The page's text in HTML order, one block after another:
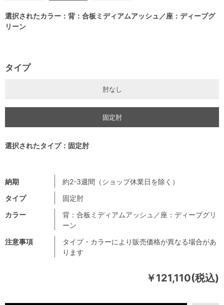
￥121,110(税込)
注意事項
タイプ・カラーにより販売価格が異なる場合があ
ります
納期
約2-3週間（ショップ休業日を除く）
タイプ
固定肘
カラー
背：合板ミディアムアッシュ／座：ディープグリ
ーン
選択されたカラー：背：合板ミディアムアッシュ／座：ディープグ
リーン
タイプ
肘なし
固定肘
選択されたタイプ：固定肘